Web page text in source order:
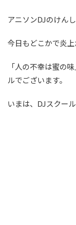
アニソンDJのけんし
今日もどこかで炎
「人の不幸は蜜の
ルでございます。
いまは、DJスクー